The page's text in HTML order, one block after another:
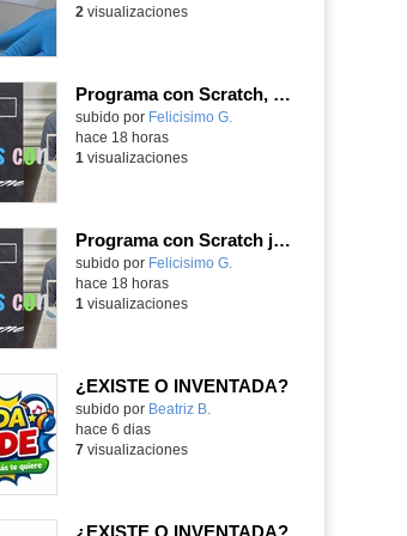
2 visualizaciones
Programa con Scratch, 8 diferentes juegos para vivir la emoción de los partidos de España en el mundial 2026
Contenido educativo.
subido por Felicisimo G.
hace 18 horas
1 visualizaciones
Programa con Scratch juegos con los partidos del mundial 2026 ganados por España
Contenido educativo.
subido por Felicisimo G.
hace 18 horas
1 visualizaciones
¿EXISTE O INVENTADA?
Contenido educativo.
subido por Beatriz B.
hace 6 dias
7visualizaciones
¿EXISTE O INVENTADA?